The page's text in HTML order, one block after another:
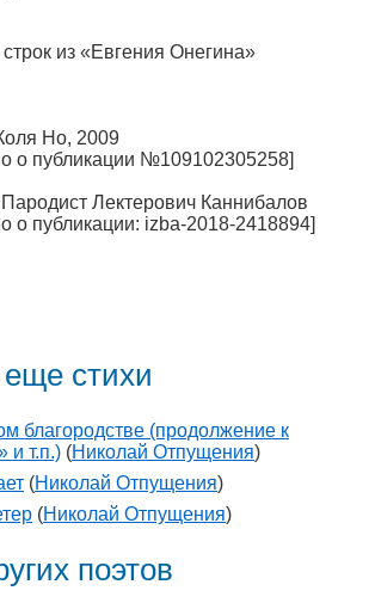
из «Евгения Онегина»
Но, 2009
о публикации №109102305258]
Лектерович Каннибалов
о публикации: izba-2018-2418894]
стихи
благородстве (продолжение к
и т.п.) (Николай Отпущения)
(Николай Отпущения)
(Николай Отпущения)
поэтов